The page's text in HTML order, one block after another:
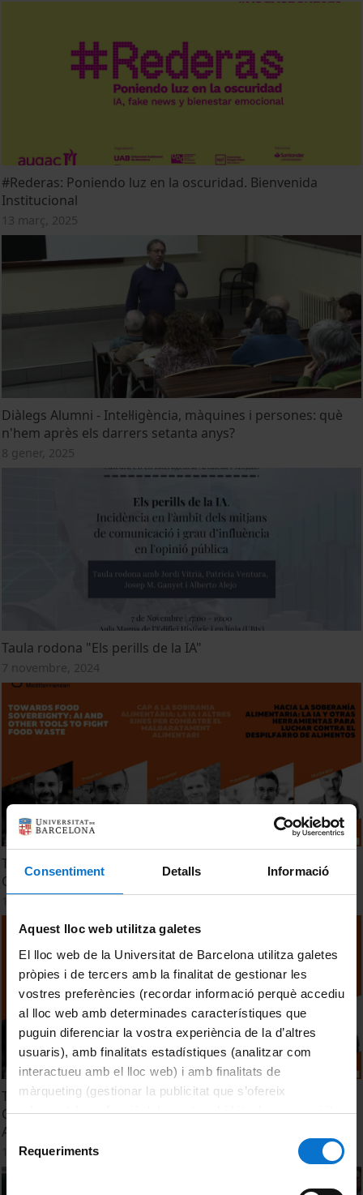
Consentiment Detalls Informació
Aquest lloc web utilitza galetes
El lloc web de la Universitat de Barcelona utilitza galetes
pròpies i de tercers amb la finalitat de gestionar les
vostres preferències (recordar informació perquè accediu
al lloc web amb determinades característiques que
puguin diferenciar la vostra experiència de la d’altres
usuaris), amb finalitats estadístiques (analitzar com
interactueu amb el lloc web) i amb finalitats de
màrqueting (gestionar la publicitat que s’ofereix
adequant-la en funció dels vostres hàbits de navegació).
consultar laPolítica de galetes del lloc web de la
Selecció
consentiment
Requeriments
#Rederas: Poniendo luz en la oscuridad. Bienvenida
Institucional
13 març, 2025
Diàlegs Alumni - Intel·ligència, màquines i persones: què
n'hem après els darrers setanta anys?
8 gener, 2025
Taula rodona "Els perills de la IA"
7 novembre, 2024
TTM 2024. Session 9. Towards Food Sovereignty: AI and
Other Tools to Fight Food Waste
TTM 2024. Sesión 9. Hacia la soberanía alimentaria: La IA y
Otras Herramientas para Luchar Contra el Desperdicio
Alimentario
14 octubre, 2024